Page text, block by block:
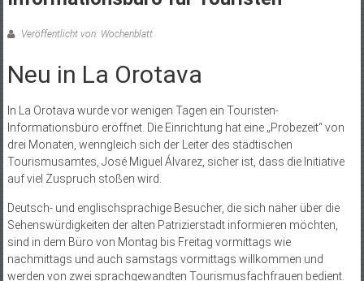
Veröffentlicht von: Wochenblatt
Neu in La Orotava
In La Orotava wurde vor wenigen Tagen ein Touristen-
Informationsbüro eröffnet. Die Einrichtung hat eine „Probezeit“ von
drei Monaten, wenngleich sich der Leiter des städtischen
Tourismusamtes, José Miguel Álvarez, sicher ist, dass die Initiative
auf viel Zuspruch stoßen wird.
Deutsch- und englischsprachige Besucher, die sich näher über die
Sehenswürdigkeiten der alten Patrizierstadt informieren möchten,
sind in dem Büro von Montag bis Freitag vormittags wie
nachmittags und auch samstags vormittags willkommen und
werden von zwei sprachgewandten Tourismusfachfrauen bedient.